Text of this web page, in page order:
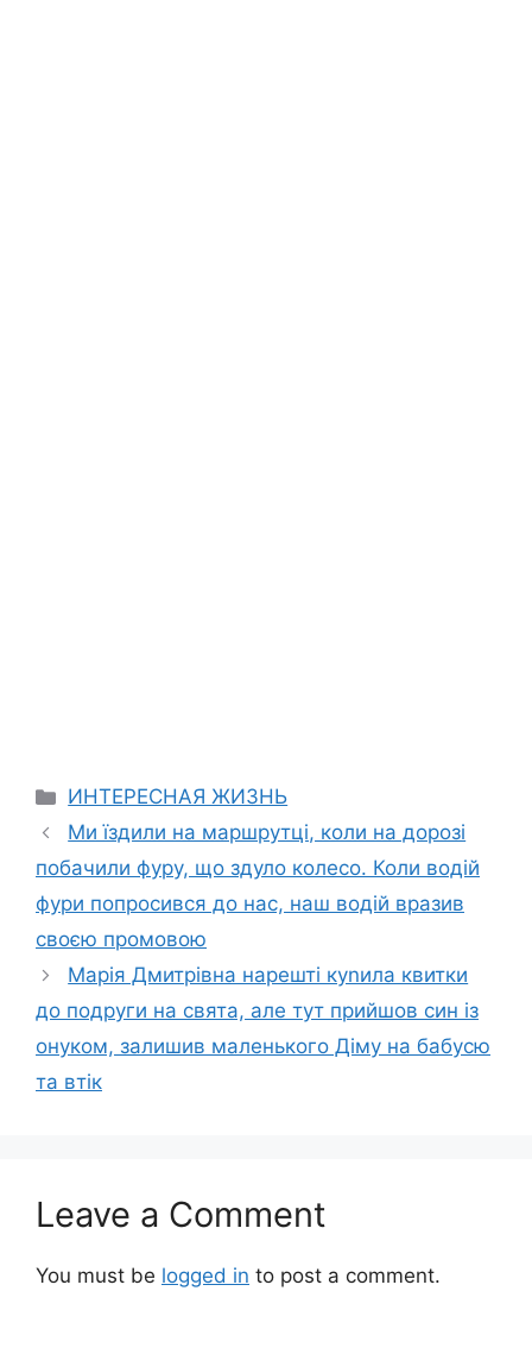
Categories
ИНТЕРЕСНАЯ ЖИЗНЬ
Ми їздили на маршрутці, коли на дорозі
побачили фуру, що здуло колесо. Коли водій
фури попросився до нас, наш водій вразив
своєю промовою
Марія Дмитрівна нарешті куnила квитки
до подруги на свята, але тут прийшов син із
онуком, залишив маленького Діму на бабусю
та втік
Leave a Comment
You must be logged in to post a comment.